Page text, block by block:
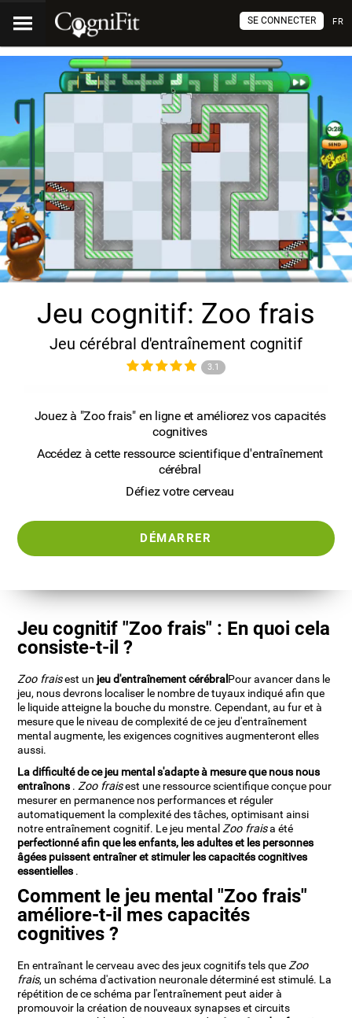
FR
SE CONNECTER
Jeu cognitif: Zoo frais
Jeu cérébral d'entraînement cognitif
3.1
Jouez à "Zoo frais" en ligne et améliorez vos capacités
cognitives
Accédez à cette ressource scientifique d'entraînement
cérébral
Défiez votre cerveau
DÉMARRER
Jeu cognitif "Zoo frais" : En quoi cela
consiste-t-il ?
Zoo fraisest un jeu d'entraînement cérébralPour avancer dans le
jeu, nous devrons localiser le nombre de tuyaux indiqué afin que
le liquide atteigne la bouche du monstre. Cependant, au fur et à
mesure que le niveau de complexité de ce jeu d'entraînement
mental augmente, les exigences cognitives augmenteront elles
aussi.
La difficulté de ce jeu mental s'adapte à mesure que nous nous
entraînons .Zoo fraisest une ressource scientifique conçue pour
mesurer en permanence nos performances et réguler
automatiquement la complexité des tâches, optimisant ainsi
notre entraînement cognitif. Le jeu mentalZoo fraisa été
perfectionné afin que les enfants, les adultes et les personnes
âgées puissent entraîner et stimuler les capacités cognitives
essentielles .
Comment le jeu mental "Zoo frais"
améliore-t-il mes capacités
cognitives ?
En entraînant le cerveau avec des jeux cognitifs tels queZoo
frais, un schéma d'activation neuronale déterminé est stimulé. La
répétition de ce schéma par l'entraînement peut aider à
promouvoir la création de nouveaux synapses et circuits